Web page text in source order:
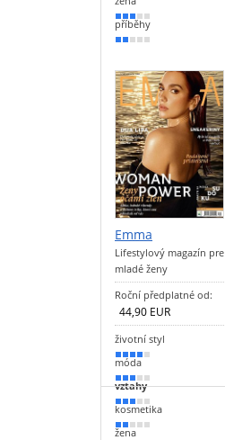
50 %
příběhy
40 %
Emma
Lifestylový magazín pre
mladé ženy
Roční předplatné od:
44,90 EUR
životní styl
80 %
móda
60 %
vztahy
60 %
kosmetika
40 %
žena